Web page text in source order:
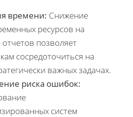
времени: Снижение
ресурсов на
отчетов позволяет
сосредоточиться на
важных задачах.
риска ошибок:
систем